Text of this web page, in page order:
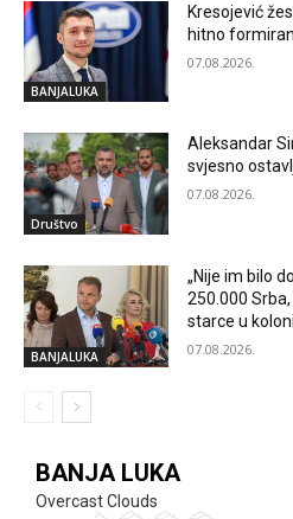
BANJALUKA
Kresojević
hitno
07.08.2026.
Društvo
Aleksandar
svjesno
07.08.2026.
BANJALUKA
„Nije im bilo
250.000
starce u
07.08.2026.
BANJA LUKA
Overcast Clouds